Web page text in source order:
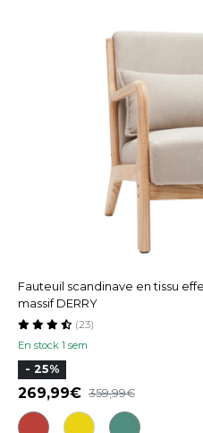
Fauteuil scandinave en tissu
massif DERRY
En stock 1 sem
(23)
- 25%
269,99 359,99